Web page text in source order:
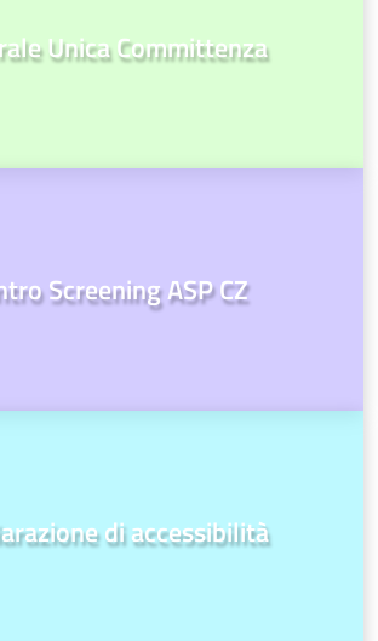
Unica Committenza
Screening ASP CZ
di accessibilità